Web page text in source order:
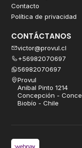
Contacto
Política de privacidad
CONTÁCTANOS
victor@provul.cl
+56982070697
56982070697
Provul
Anibal Pinto 1214
Concepción -
Biobío - Chile